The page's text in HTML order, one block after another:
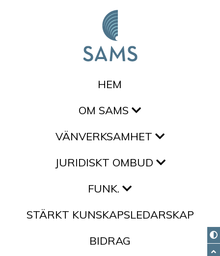
HEM
OM SAMS
VÄNVERKSAMHET
JURIDISKT OMBUD
FUNK.
STÄRKT KUNSKAPSLEDARSKAP
BIDRAG